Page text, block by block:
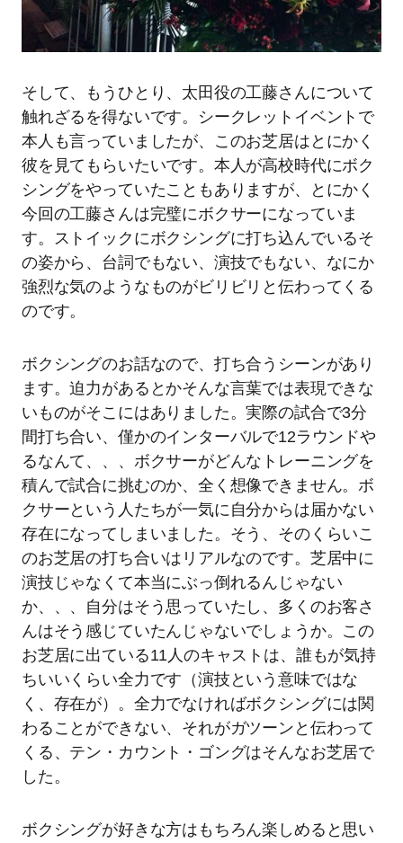
そして、もうひとり、太田役の工藤さんについて
触れざるを得ないです。シークレットイベントで
本人も言っていましたが、このお芝居はとにかく
彼を見てもらいたいです。本人が高校時代にボク
シングをやっていたこともありますが、とにかく
今回の工藤さんは完璧にボクサーになっていま
す。ストイックにボクシングに打ち込んでいるそ
の姿から、台詞でもない、演技でもない、なにか
強烈な気のようなものがビリビリと伝わってくる
のです。
ボクシングのお話なので、打ち合うシーンがあり
ます。迫力があるとかそんな言葉では表現できな
いものがそこにはありました。実際の試合で3分
間打ち合い、僅かのインターバルで12ラウンドや
るなんて、、、ボクサーがどんなトレーニングを
積んで試合に挑むのか、全く想像できません。ボ
クサーという人たちが一気に自分からは届かない
存在になってしまいました。そう、そのくらいこ
のお芝居の打ち合いはリアルなのです。芝居中に
演技じゃなくて本当にぶっ倒れるんじゃない
か、、、自分はそう思っていたし、多くのお客さ
んはそう感じていたんじゃないでしょうか。この
お芝居に出ている11人のキャストは、誰もが気持
ちいいくらい全力です（演技という意味ではな
く、存在が）。全力でなければボクシングには関
わることができない、それがガツーンと伝わって
くる、テン・カウント・ゴングはそんなお芝居で
した。
ボクシングが好きな方はもちろん楽しめると思い